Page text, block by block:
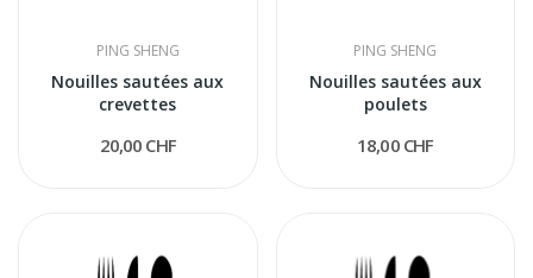
PING SHENG
Nouilles sautées aux
crevettes
20,00 CHF
PING SHENG
Nouilles sautées aux
poulets
18,00 CHF